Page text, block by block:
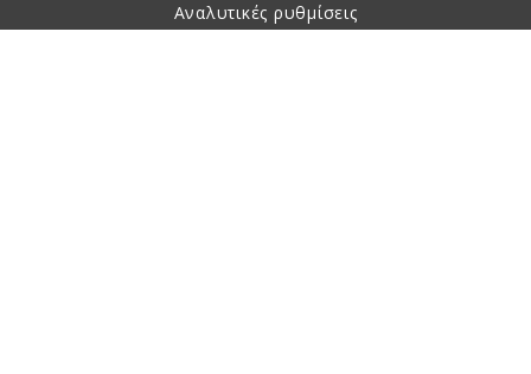
Αναλυτικές ρυθμίσεις